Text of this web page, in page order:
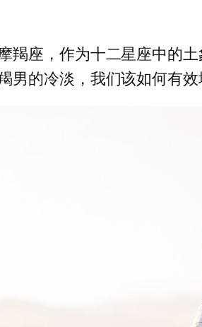
座，作为十二星座中的
的冷淡，我们该如何有效